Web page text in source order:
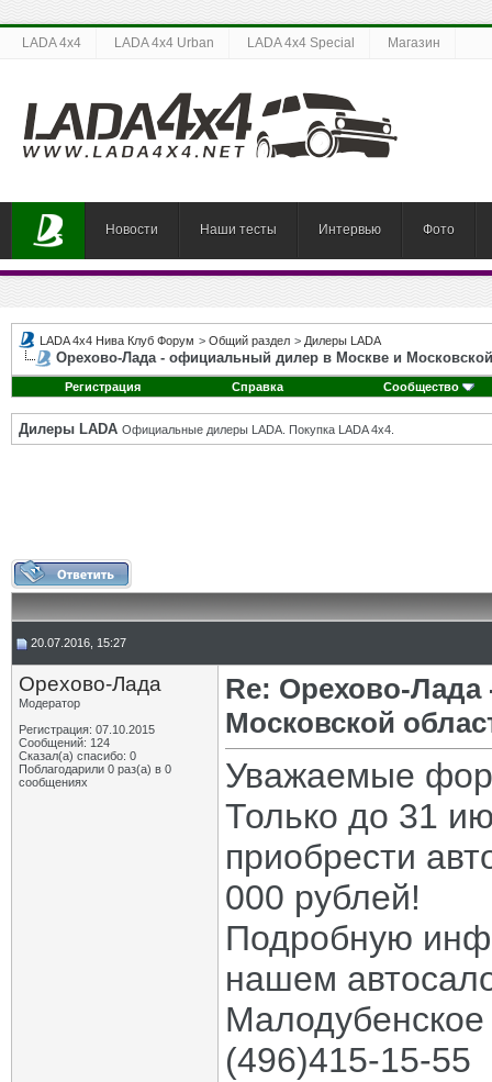
LADA 4x4 LADA 4x4 Urban LADA 4x4 Special Магазин
Новости Наши тесты Интервью Фото
LADA 4x4 Нива Клуб Форум > Общий раздел > Дилеры LADA
Орехово-Лада - официальный дилер в Москве и
Регистрация Справка Сообщество
Дилеры LADA Официальные дилеры LADA. Покупка LADA 4x4.
20.07.2016, 15:27
Орехово-Лада
Модератор
Регистрация: 07.10.2015
Сообщений: 124
Сказал(а) спасибо: 0
Поблагодарили 0 раз(а) в 0
сообщениях
Re: Орехово-
Московской
Уважаемые
Только до 31
приобрести
000 рублей!
Подробную
нашем
(496)415-15-55